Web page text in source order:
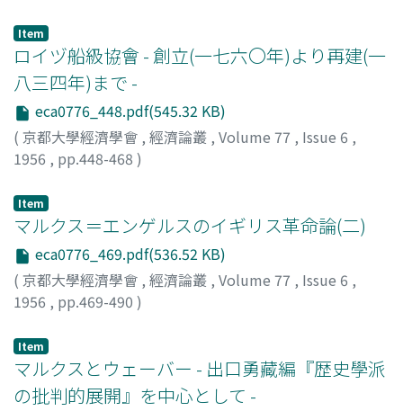
Item
ロイヅ船級協會 - 創立(一七六〇年)より再建(一
八三四年)まで -
eca0776_448.pdf(545.32 KB)
( 京都大學經濟學會 , 經濟論叢 , Volume 77 , Issue 6 ,
1956 , pp.448-468 )
Item
マルクス＝エンゲルスのイギリス革命論(二)
eca0776_469.pdf(536.52 KB)
( 京都大學經濟學會 , 經濟論叢 , Volume 77 , Issue 6 ,
1956 , pp.469-490 )
Item
マルクスとウェーバー - 出口勇藏編『歴史學派
の批判的展開』を中心として -